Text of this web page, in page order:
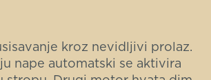
kroz nevidljivi prolaz.
nape automatski se aktivira